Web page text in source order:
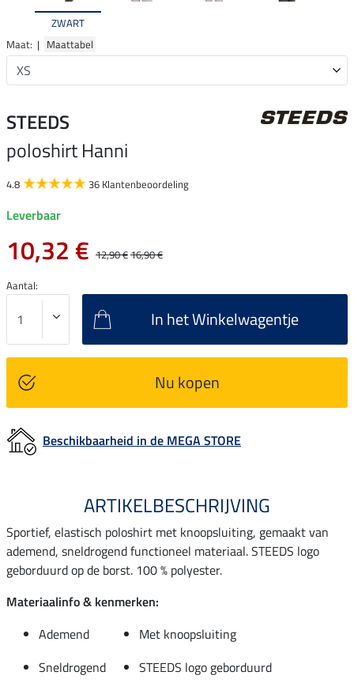
ZWART
Maat: | Maattabel
STEEDS
poloshirt Hanni
4.8 36 Klantenbeoordeling
Leverbaar
10,32 € 12,90 €16,90 €
Aantal:
In het Winkelwagentje
Nu kopen
Beschikbaarheid in de MEGA STORE
ARTIKELBESCHRIJVING
Sportief, elastisch poloshirt met knoopsluiting, gemaakt van
ademend, sneldrogend functioneel materiaal. STEEDS logo
geborduurd op de borst. 100 % polyester.
Materiaalinfo & kenmerken:
Ademend
Met knoopsluiting
Sneldrogend
STEEDS logo geborduurd